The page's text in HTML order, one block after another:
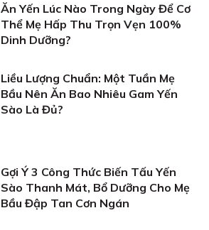
Ăn Yến Lúc Nào Trong Ngày Để Cơ
Thể Mẹ Hấp Thu Trọn Vẹn 100%
Dinh Dưỡng?
Liều Lượng Chuẩn: Một Tuần Mẹ
Bầu Nên Ăn Bao Nhiêu Gam Yến
Sào Là Đủ?
Gợi Ý 3 Công Thức Biến Tấu Yến
Sào Thanh Mát, Bổ Dưỡng Cho Mẹ
Bầu Đập Tan Cơn Ngán